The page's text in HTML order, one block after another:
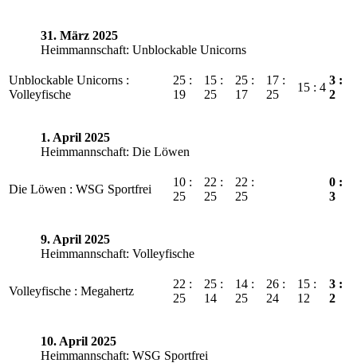
31. März 2025
Heimmannschaft: Unblockable Unicorns
Unblockable Unicorns :
Volleyfische
25 :
19
15 :
25
25 :
17
17 :
25
15 : 4
3 :
2
1. April 2025
Heimmannschaft: Die Löwen
Die Löwen : WSG Sportfrei
10 :
25
22 :
25
22 :
25
0 :
3
9. April 2025
Heimmannschaft: Volleyfische
Volleyfische : Megahertz
22 :
25
25 :
14
14 :
25
26 :
24
15 :
12
3 :
2
10. April 2025
Heimmannschaft: WSG Sportfrei